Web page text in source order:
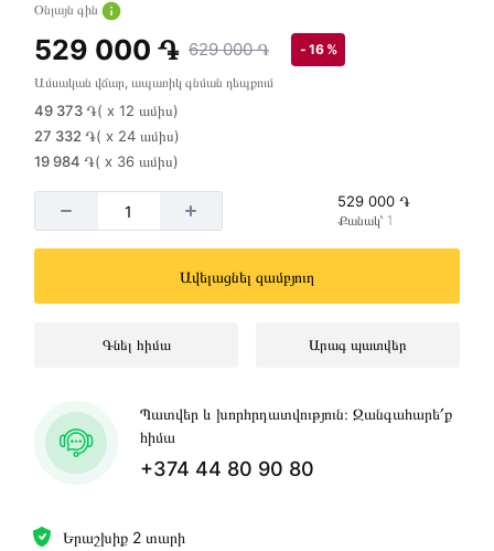
Երաշխիք 2 տարի
Օնլայն գին
529 000 ֏ 629 000 ֏
- 16 %
Ամսական վճար, ապառիկ գնման դեպքում
49 373 ֏( x 12 ամիս)
27 332 ֏( x 24 ամիս)
19 984 ֏( x 36 ամիս)
529 000 ֏
Քանակ՝ 1
Ավելացնել զամբյուղ
Գնել հիմա Արագ պատվեր
Պատվեր և խորհրդատվություն։ Զանգահարե՛ք
հիմա
+374 44 80 90 80